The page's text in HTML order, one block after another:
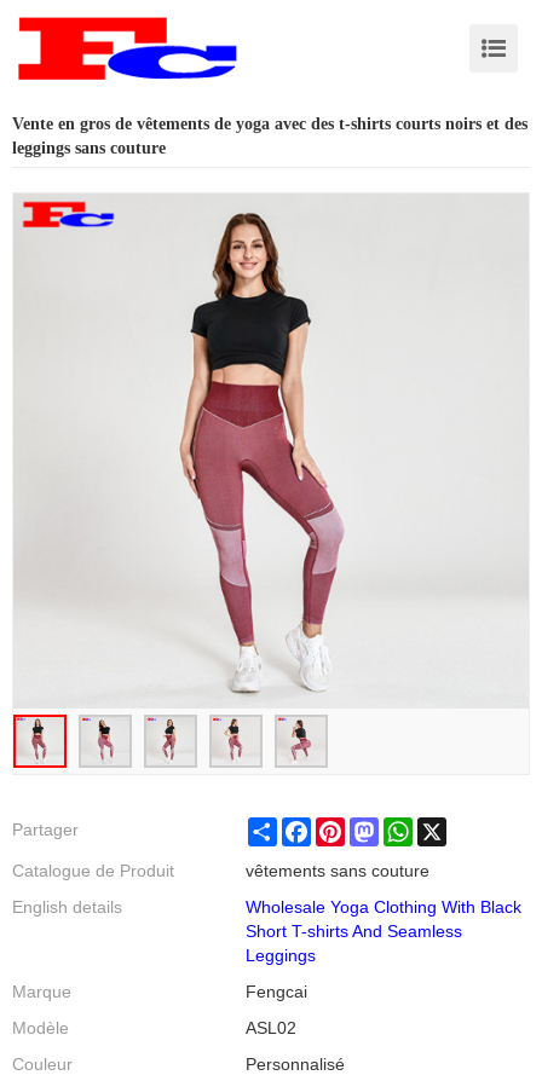
Vente en gros de vêtements de yoga avec des t-shirts courts noirs et des
leggings sans couture
Partager ShareFacebookPinterestMastodonWhatsApp
Catalogue de Produit
vêtements sans couture
English details
Wholesale Yoga Clothing With Black
Short T-shirts And Seamless
Leggings
Marque
Fengcai
Modèle
ASL02
Couleur
Personnalisé